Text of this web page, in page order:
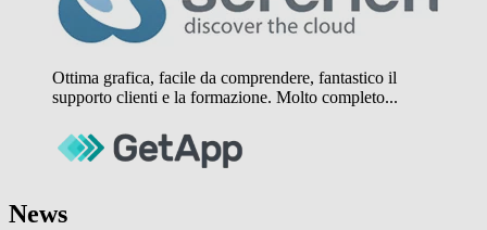
Ottima grafica, facile da comprendere, fantastico il
supporto clienti e la formazione. Molto completo...
News